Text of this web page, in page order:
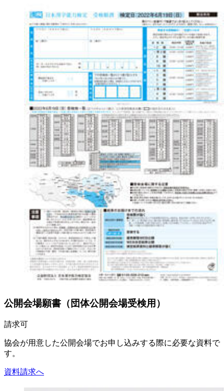
公開会場願書（団体公開会場受検用）
請求可
協会が用意した公開会場でお申し込みする際に必要な資料で
す。
資料請求へ